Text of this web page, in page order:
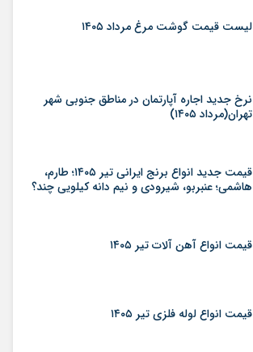
لیست قیمت گوشت مرغ مرداد ۱۴۰۵
نرخ جدید اجاره آپارتمان در مناطق جنوبی شهر
تهران(مرداد ۱۴۰۵)
قیمت جدید انواع برنج ایرانی تیر ۱۴۰۵؛ طارم،
هاشمی؛ عنبربو، شیرودی و نیم دانه کیلویی چند؟
قیمت انواع آهن آلات تیر ۱۴۰۵
قیمت انواع لوله فلزی تیر ۱۴۰۵